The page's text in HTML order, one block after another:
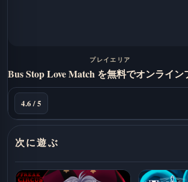
プレイエリア
Bus Stop Love Match を無料でオンライン
4.6 / 5
次に遊ぶ